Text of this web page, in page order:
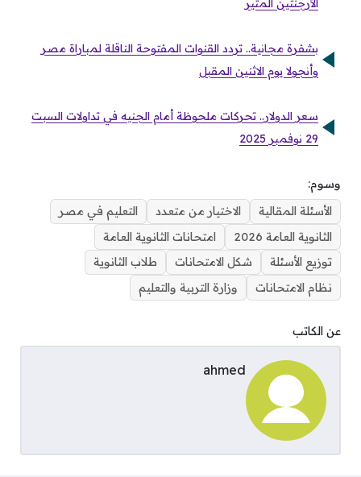
الأرجنتين المثير
بشفرة مجانية.. تردد القنوات المفتوحة الناقلة لمباراة مصر
وأنجولا يوم الاثنين المقبل
سعر الدولار.. تحركات ملحوظة أمام الجنيه في تداولات السبت
29 نوفمبر 2025
وسوم:
الأسئلة المقالية
الاختيار من متعدد
التعليم في مصر
الثانوية العامة 2026
امتحانات الثانوية العامة
توزيع الأسئلة
شكل الامتحانات
طلاب الثانوية
نظام الامتحانات
وزارة التربية والتعليم
عن الكاتب
ahmed